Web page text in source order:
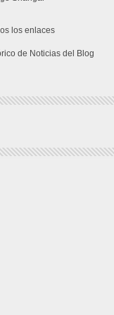
los enlaces
de Noticias del Blog